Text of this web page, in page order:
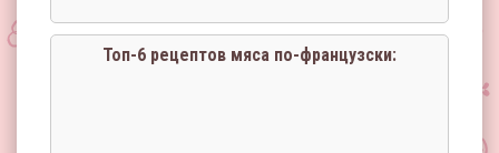
Топ-6 рецептов мяса по-французски: